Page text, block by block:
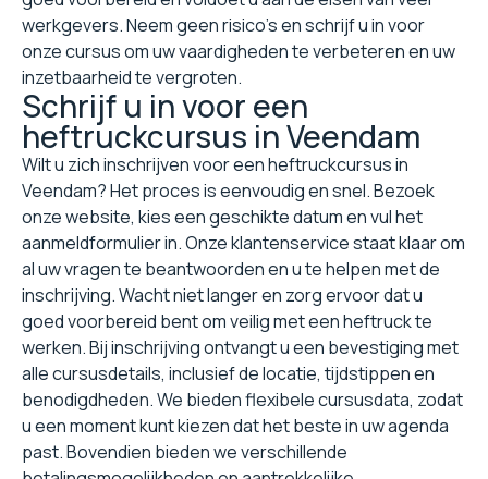
werkgevers. Neem geen risico's en schrijf u in voor
onze cursus om uw vaardigheden te verbeteren en uw
inzetbaarheid te vergroten.
Schrijf u in voor een
heftruckcursus in Veendam
Wilt u zich inschrijven voor een heftruckcursus in
Veendam? Het proces is eenvoudig en snel. Bezoek
onze website, kies een geschikte datum en vul het
aanmeldformulier in. Onze klantenservice staat klaar om
al uw vragen te beantwoorden en u te helpen met de
inschrijving. Wacht niet langer en zorg ervoor dat u
goed voorbereid bent om veilig met een heftruck te
werken. Bij inschrijving ontvangt u een bevestiging met
alle cursusdetails, inclusief de locatie, tijdstippen en
benodigdheden. We bieden flexibele cursusdata, zodat
u een moment kunt kiezen dat het beste in uw agenda
past. Bovendien bieden we verschillende